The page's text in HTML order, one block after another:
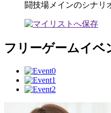
闘技場メインのシナリ
フリーゲームイベ